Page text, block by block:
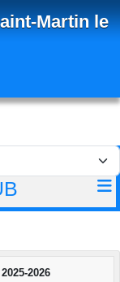
Martin le
2026